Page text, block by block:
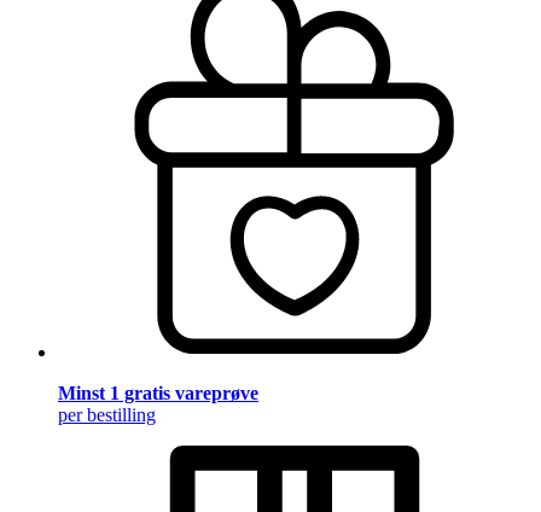
Minst 1 gratis vareprøve
per bestilling